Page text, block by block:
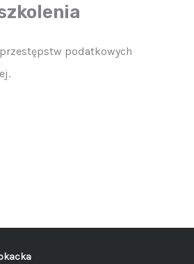
podatkowych